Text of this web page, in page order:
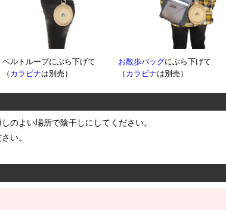
ベルトループにぶら下げて
（ カラビナは別売）
お散歩バッグにぶら下げて
（ カラビナは別売）
のよい場所で陰干しにしてください。
い。